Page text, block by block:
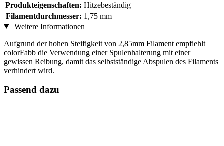
Produkteigenschaften: Hitzebeständig
Filamentdurchmesser: 1,75 mm
Weitere Informationen
Aufgrund der hohen Steifigkeit von 2,85mm Filament empfiehlt
colorFabb die Verwendung einer Spulenhalterung mit einer
gewissen Reibung, damit das selbstständige Abspulen des Filaments
verhindert wird.
Passend dazu